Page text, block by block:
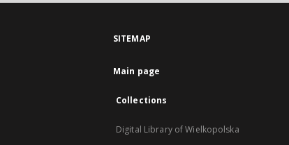
SITEMAP
Main page
Collections
Digital Library of Wielkopolska